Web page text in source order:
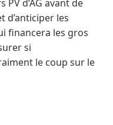
d’AG avant de
d’anticiper les
financera les gros
si
le coup sur le